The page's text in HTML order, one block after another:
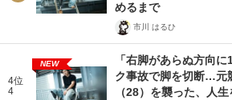
めるまで
市川 はるひ
4位
4
NEW
「右脚があらぬ方向
ク事故で脚を切断…元
（28）を襲った、人